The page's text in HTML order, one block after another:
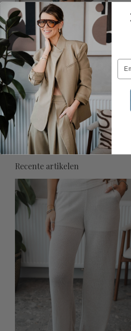
Taky Top – Creme
€39,95
Incl. btw
Recente artikelen